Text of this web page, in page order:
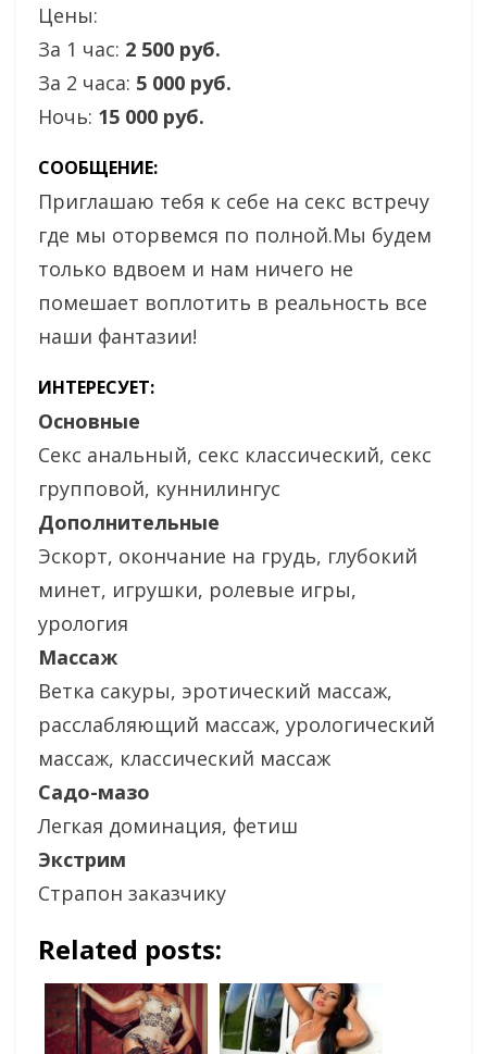
Цены:
За 1 час: 2 500 руб.
За 2 часа: 5 000 руб.
Ночь: 15 000 руб.
СООБЩЕНИЕ:
Приглашаю тебя к себе на секс встречу
где мы оторвемся по полной.Мы будем
только вдвоем и нам ничего не
помешает воплотить в реальность все
наши фантазии!
ИНТЕРЕСУЕТ:
Основные
Секс анальный, секс классический, секс
групповой, куннилингус
Дополнительные
Эскорт, окончание на грудь, глубокий
минет, игрушки, ролевые игры,
урология
Массаж
Ветка сакуры, эротический массаж,
расслабляющий массаж, урологический
массаж, классический массаж
Садо-мазо
Легкая доминация, фетиш
Экстрим
Страпон заказчику
Related posts: